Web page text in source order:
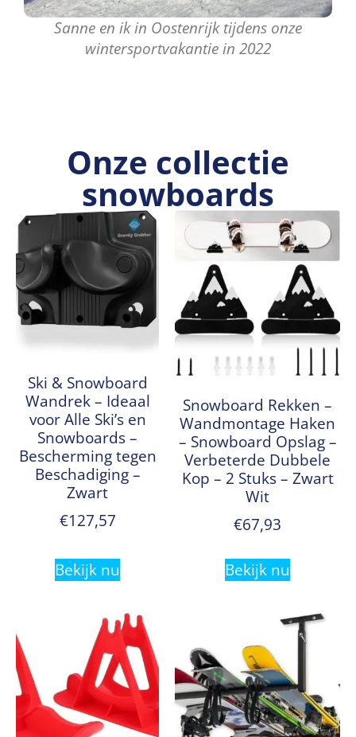
Sanne en ik in Oostenrijk tijdens onze
wintersportvakantie in 2022
Onze collectie
snowboards
Ski & Snowboard
Wandrek – Ideaal
voor Alle Ski’s en
Snowboards –
Bescherming tegen
Beschadiging –
Zwart
€127,57
Bekijk nu
Snowboard Rekken –
Wandmontage Haken
– Snowboard Opslag –
Verbeterde Dubbele
Kop – 2 Stuks – Zwart
Wit
€67,93
Bekijk nu